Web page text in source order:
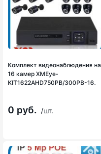
Комплект видеонаблюдения на
16 камер XMEye-
KIT1622AHD750PB/300PB-16.
0 руб. /шт.